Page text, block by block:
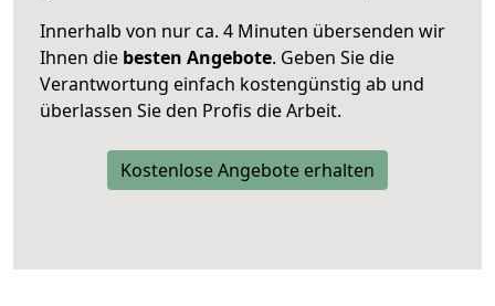
Innerhalb von nur ca. 4 Minuten übersenden wir
Ihnen die besten Angebote. Geben Sie die
Verantwortung einfach kostengünstig ab und
überlassen Sie den Profis die Arbeit.
Kostenlose Angebote erhalten